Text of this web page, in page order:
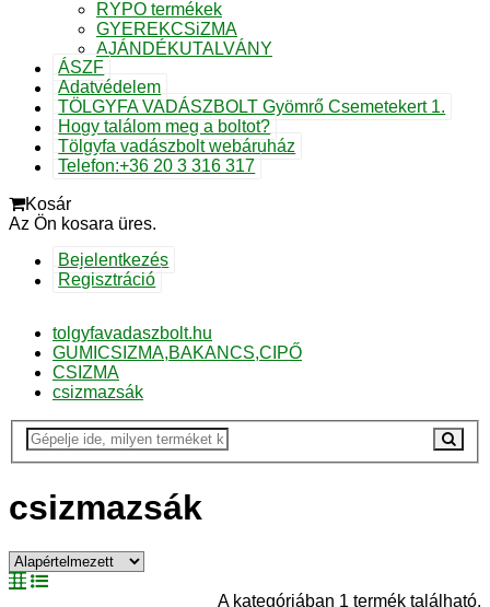
RYPO termékek
GYEREKCSiZMA
AJÁNDÉKUTALVÁNY
ÁSZF
Adatvédelem
TÖLGYFA VADÁSZBOLT Gyömrő Csemetekert 1.
Hogy találom meg a boltot?
Tölgyfa vadászbolt webáruház
Telefon:+36 20 3 316 317
Kosár
Az Ön kosara üres.
Bejelentkezés
Regisztráció
tolgyfavadaszbolt.hu
GUMICSIZMA,BAKANCS,CIPŐ
CSIZMA
csizmazsák
csizmazsák
A kategóriában 1 termék található.